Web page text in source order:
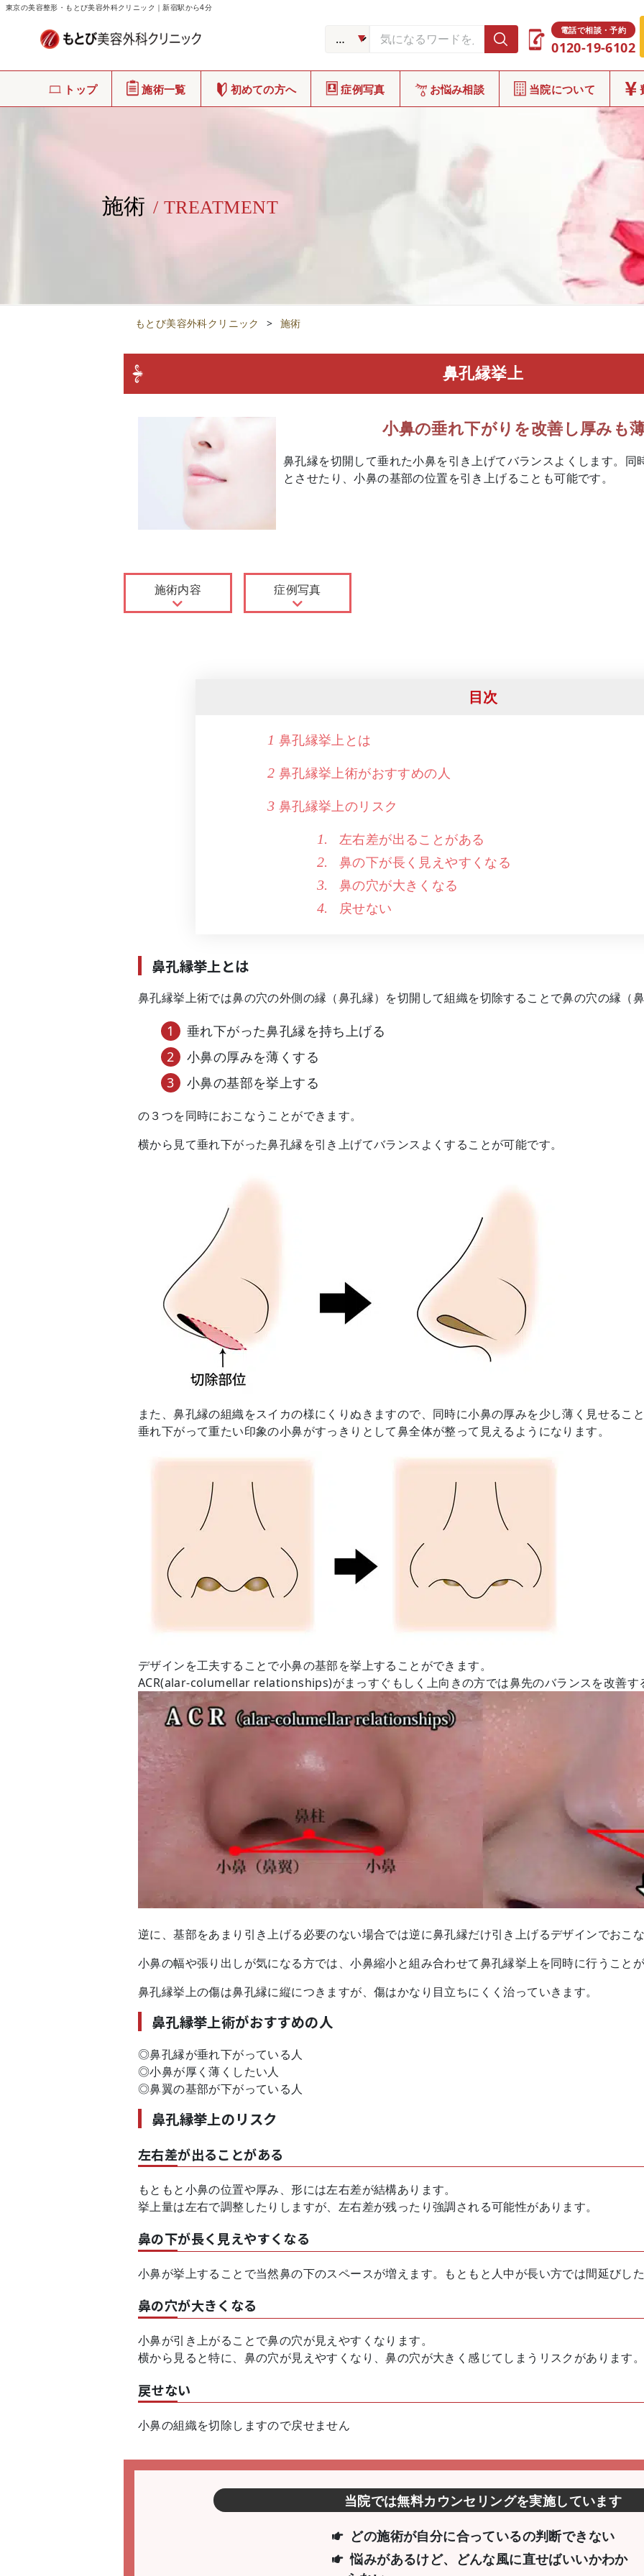
東京の美容整形・もとび美容外科クリニック｜新宿駅から4分
電話で相談・予約
0120-19-6102
トップ 施術一覧 初めての方へ 症例写真 お悩み相談 当院について
施術 / TREATMENT
もとび美容外科クリニック > 施術
鼻孔縁挙上
小鼻の垂れ下がりを改善し厚みも
鼻孔縁を切開して垂れた小鼻を引き上げてバランスよくします。同
とさせたり、小鼻の基部の位置を引き上げることも可能です。
施術内容 症例写真
目次
1 鼻孔縁挙上とは
2 鼻孔縁挙上術がおすすめの人
3 鼻孔縁挙上のリスク
左右差が出ることがある
鼻の下が長く見えやすくなる
鼻の穴が大きくなる
戻せない
鼻孔縁挙上とは
鼻孔縁挙上術では鼻の穴の外側の縁（鼻孔縁）を切開して組織を切除することで鼻の穴の縁（
垂れ下がった鼻孔縁を持ち上げる
小鼻の厚みを薄くする
小鼻の基部を挙上する
の３つを同時におこなうことができます。
横から見て垂れ下がった鼻孔縁を引き上げてバランスよくすることが可能です。
また、鼻孔縁の組織をスイカの様にくりぬきますので、同時に小鼻の厚みを少し薄く見せること
垂れ下がって重たい印象の小鼻がすっきりとして鼻全体が整って見えるようになります。
デザインを工夫することで小鼻の基部を挙上することができます。
ACR(alar-columellar relationships)がまっすぐもしく上向きの方では鼻先のバランスを改善す
逆に、基部をあまり引き上げる必要のない場合では逆に鼻孔縁だけ引き上げるデザインでおこな
小鼻の幅や張り出しが気になる方では、小鼻縮小と組み合わせて鼻孔縁挙上を同時に行うことが
鼻孔縁挙上の傷は鼻孔縁に縦につきますが、傷はかなり目立ちにくく治っていきます。
鼻孔縁挙上術がおすすめの人
◎鼻孔縁が垂れ下がっている人
◎小鼻が厚く薄くしたい人
◎鼻翼の基部が下がっている人
鼻孔縁挙上のリスク
左右差が出ることがある
もともと小鼻の位置や厚み、形には左右差が結構あります。
挙上量は左右で調整したりしますが、左右差が残ったり強調される可能性があります。
鼻の下が長く見えやすくなる
小鼻が挙上することで当然鼻の下のスペースが増えます。もともと人中が長い方では間延びし
鼻の穴が大きくなる
小鼻が引き上がることで鼻の穴が見えやすくなります。
横から見ると特に、鼻の穴が見えやすくなり、鼻の穴が大きく感じてしまうリスクがあります。
戻せない
小鼻の組織を切除しますので戻せません
当院では無料カウンセリングを実施しています
どの施術が自分に合っているの判断できない
悩みがあるけど、どんな風に直せばいいかわか